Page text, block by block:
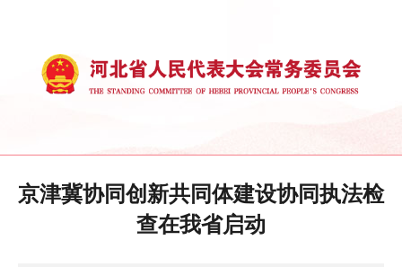
京津冀协同创新共同体建设协同执法检
查在我省启动